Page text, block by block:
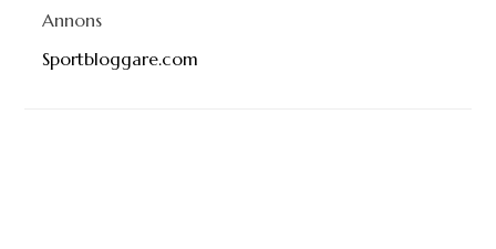
Annons
Sportbloggare.com